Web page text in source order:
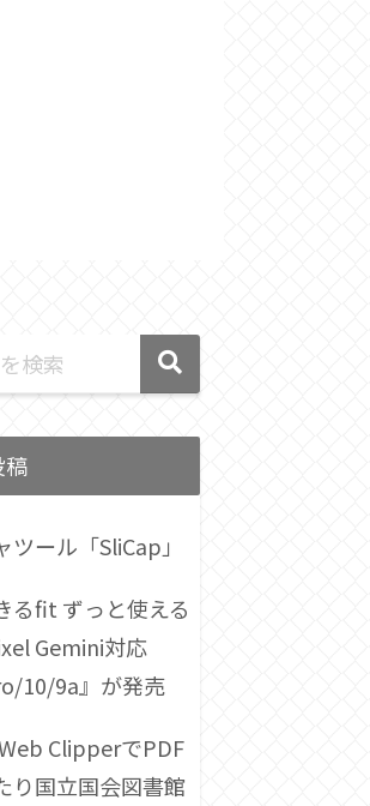
ツール「SliCap」
るfit ずっと使える
Gemini対応
10/9a』が発売
ClipperでPDF
り国立国会図書館